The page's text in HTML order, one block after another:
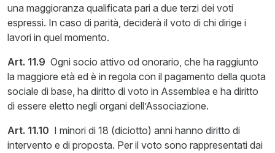
una maggioranza qualificata pari a due terzi dei voti
espressi. In caso di parità, deciderà il voto di chi dirige i
lavori in quel momento.
Art. 11.9 Ogni socio attivo od onorario, che ha raggiunto
la maggiore età ed è in regola con il pagamento della quota
sociale di base, ha diritto di voto in Assemblea e ha diritto
di essere eletto negli organi dell’Associazione.
Art. 11.10 I minori di 18 (diciotto) anni hanno diritto di
intervento e di proposta. Per il voto sono rappresentati dai